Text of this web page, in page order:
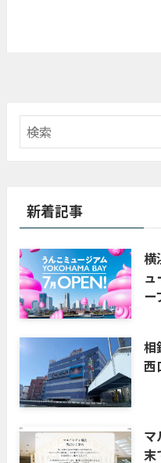
新着記事
横
ー
相
西
マ
末